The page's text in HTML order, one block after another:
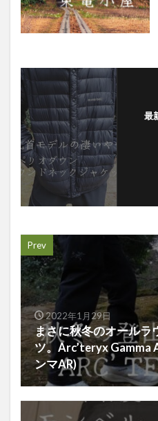
最
Prev
2022年1月29日
まさに秋冬のオールラ
ツ。Arc’teryx Gamma
ンマAR)